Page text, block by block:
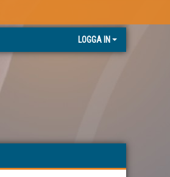
LOGGA IN